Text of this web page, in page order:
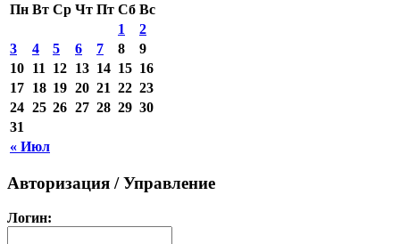
Пн Вт Ср Чт Пт Сб Вс
« Июл
1
2
3
4 5 6 7 8
9
10 11 12 13 14 15 16
17 18 19 20 21 22 23
24 25 26 27 28 29 30
31
Авторизация / Управление
Логин: